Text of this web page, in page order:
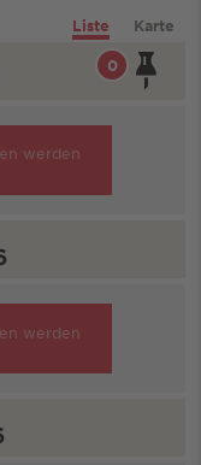
Liste Karte
0
werden
werden